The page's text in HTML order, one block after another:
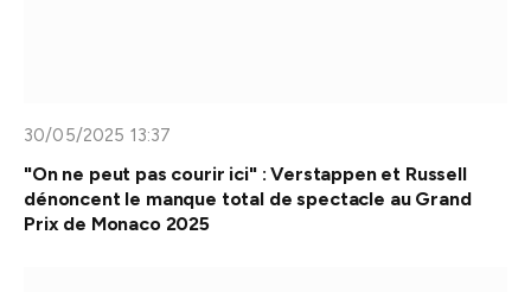
30/05/2025 13:37
"On ne peut pas courir ici" : Verstappen et Russell
dénoncent le manque total de spectacle au Grand
Prix de Monaco 2025